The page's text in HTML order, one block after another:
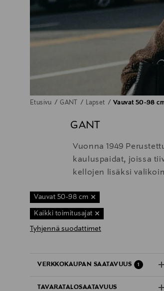
Etusivu GANT Lapset Vauvat 50-98
GANT
Vuonna 1949
kauluspaidat, joissa
kellojen lisäksi
Vauvat 50-98 cm
Kaikki toimitusajat
Tyhjennä suodattimet
VERKKOKAUPAN SAATAVUUS 1
TAVARATALOSAATAVUUS